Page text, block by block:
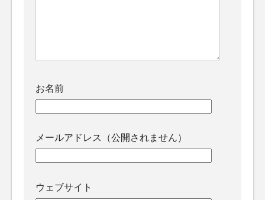
お名前
メールアドレス（公開されません）
ウェブサイト